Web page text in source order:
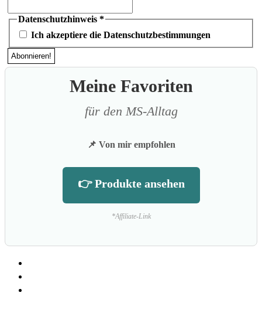
Datenschutzhinweis *
Ich akzeptiere die Datenschutzbestimmungen
Meine Favoriten
für den MS-Alltag
📌 Von mir empfohlen
👉 Produkte ansehen
*Affiliate-Link